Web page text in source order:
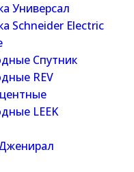
Универсал
Schneider Electric
Спутник
REV
LEEK